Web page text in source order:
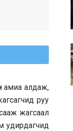
амиа алдаж,
руу
жагсаал
удирдагчид